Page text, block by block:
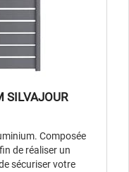
SILVAJOUR
Composée
de réaliser un
sécuriser votre